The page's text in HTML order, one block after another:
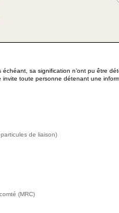
sa signification n’ont pu être
invite toute personne détenant une
de liaison)
(MRC)